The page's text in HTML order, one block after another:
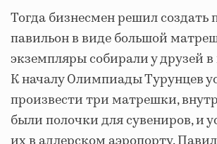
Тогда бизнесмен решил
павильон в виде большой
экземпляры собирали у друзей
К началу Олимпиады Турунцев
произвести три матрешки,
были полочки для сувениров, и